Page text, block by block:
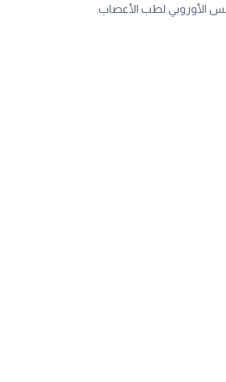
الأوروبي لطب الأعصاب.